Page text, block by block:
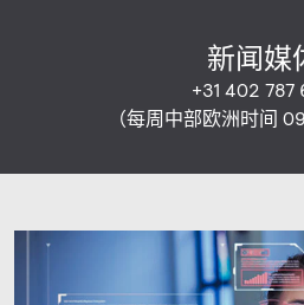
新闻媒
+31 402 787
（每周中部欧洲时间